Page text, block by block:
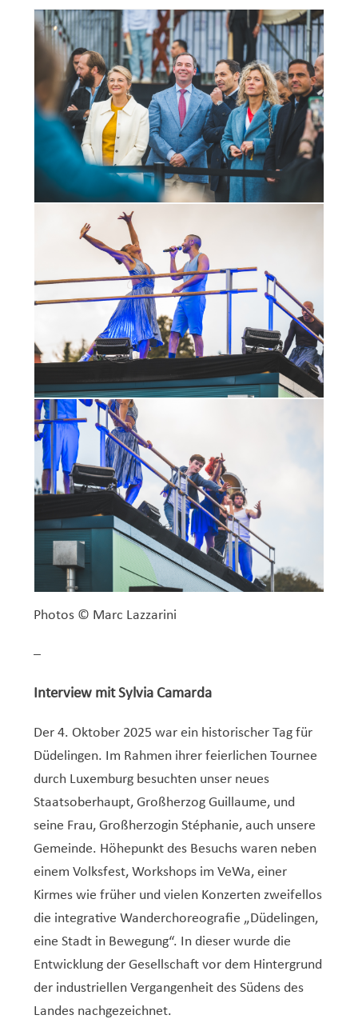
Photos © Marc Lazzarini
–
Interview mit Sylvia Camarda
Der 4. Oktober 2025 war ein historischer Tag für
Düdelingen. Im Rahmen ihrer feierlichen Tournee
durch Luxemburg besuchten unser neues
Staatsoberhaupt, Großherzog Guillaume, und
seine Frau, Großherzogin Stéphanie, auch unsere
Gemeinde. Höhepunkt des Besuchs waren neben
einem Volksfest, Workshops im VeWa, einer
Kirmes wie früher und vielen Konzerten zweifellos
die integrative Wanderchoreografie „Düdelingen,
eine Stadt in Bewegung“. In dieser wurde die
Entwicklung der Gesellschaft vor dem Hintergrund
der industriellen Vergangenheit des Südens des
Landes nachgezeichnet.